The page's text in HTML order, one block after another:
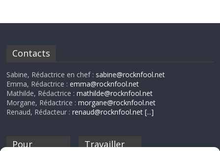
Contacts
Sabine, Rédactrice en chef : sabine@rocknfool.net
Emma, Rédactrice :emma@rocknfool.net
Mathilde, Rédactrice :mathilde@rocknfool.net
Morgane, Rédactrice :morgane@rocknfool.net
Renaud, Rédacteur :renaud@rocknfool.net [...]
Pour
Travailler